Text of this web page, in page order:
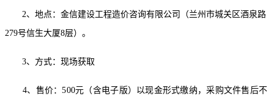
2、地点：金信建设工程造价咨询有限公司（兰州市城关区酒泉路
279号信生大厦8层）。
3、方式：现场获取
4、售价：500元（含电子版）以现金形式缴纳，采购文件售后不